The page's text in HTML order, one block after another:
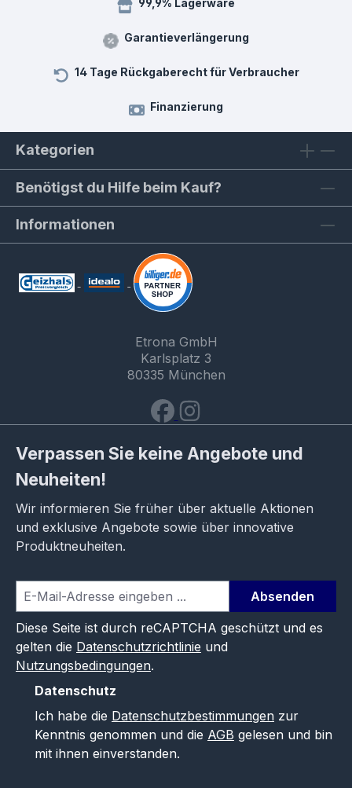
99,9% Lagerware
Garantieverlängerung
14 Tage Rückgaberecht für Verbraucher
Finanzierung
Kategorien
Benötigst du Hilfe beim Kauf?
Informationen
Etrona GmbH
Karlsplatz 3
80335 München
Verpassen Sie keine Angebote und
Neuheiten!
Wir informieren Sie früher über aktuelle Aktionen
und exklusive Angebote sowie über innovative
Produktneuheiten.
Absenden
Diese Seite ist durch reCAPTCHA geschützt und es
gelten die Datenschutzrichtlinie und
Nutzungsbedingungen.
Datenschutz
Ich habe die Datenschutzbestimmungen zur
Kenntnis genommen und die AGB gelesen und bin
mit ihnen einverstanden.